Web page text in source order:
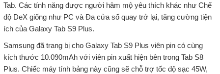
Tab. Các tính năng được người hâm mộ yêu thích khác như Chế
độ DeX giống như PC và Đa cửa sổ quay trở lại, tăng cường tiện
ích của Galaxy Tab S9 Plus.
Samsung đã trang bị cho Galaxy Tab S9 Plus viên pin có cùng
kích thước 10.090mAh với viên pin xuất hiện bên trong Tab S8
Plus. Chiếc máy tính bảng này cũng sẽ chỗ trợ tốc độ sạc 45W,